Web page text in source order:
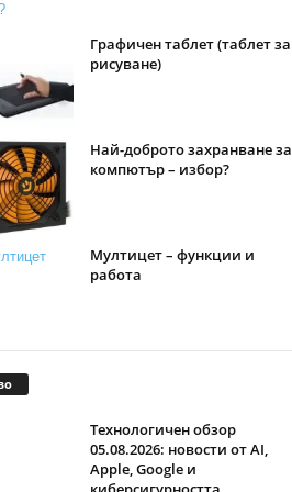
Графичен таблет (таблет за
рисуване)
Най-доброто захранване за
компютър – избор?
Мултицет – функции и
работа
Технологичен обзор
05.08.2026: новости от AI,
Apple, Google и